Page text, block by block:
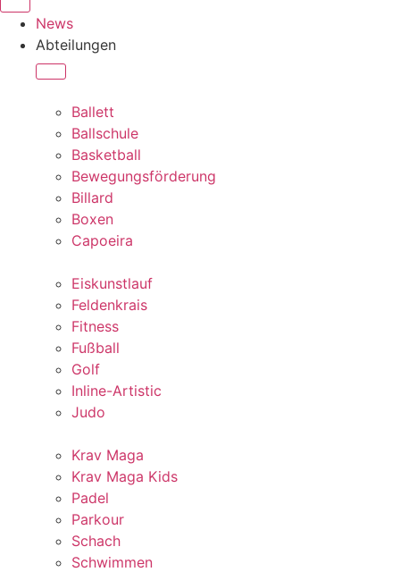
News
Abteilungen
Ballett
Ballschule
Basketball
Bewegungsförderung
Billard
Boxen
Capoeira
Eiskunstlauf
Feldenkrais
Fitness
Fußball
Golf
Inline-Artistic
Judo
Krav Maga
Krav Maga Kids
Padel
Parkour
Schach
Schwimmen